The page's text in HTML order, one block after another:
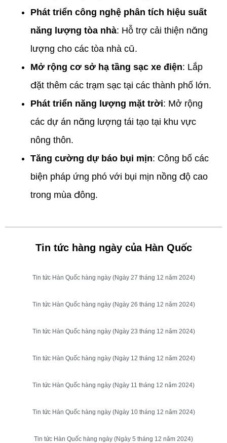
Phát triển công nghệ phân tích hiệu suất
năng lượng tòa nhà: Hỗ trợ cải thiện năng
lượng cho các tòa nhà cũ.
Mở rộng cơ sở hạ tầng sạc xe điện: Lắp
đặt thêm các trạm sạc tại các thành phố lớn.
Phát triển năng lượng mặt trời: Mở rộng
các dự án năng lượng tái tạo tại khu vực
nông thôn.
Tăng cường dự báo bụi mịn: Công bố các
biện pháp ứng phó với bụi mịn nồng độ cao
trong mùa đông.
Tin tức hàng ngày của Hàn Quốc
Tin tức Hàn Quốc hàng ngày (Ngày 27 tháng 12 năm 2024)
Tin tức Hàn Quốc hàng ngày (Ngày 26 tháng 12 năm 2024)
Tin tức Hàn Quốc hàng ngày (Ngày 23 tháng 12 năm 2024)
Tin tức Hàn Quốc hàng ngày (Ngày 12 tháng 12 năm 2024)
Tin tức Hàn Quốc hàng ngày (Ngày 11 tháng 12 năm 2024)
Tin tức Hàn Quốc hàng ngày (Ngày 10 tháng 12 năm 2024)
Tin tức Hàn Quốc hàng ngày (Ngày 5 tháng 12 năm 2024)